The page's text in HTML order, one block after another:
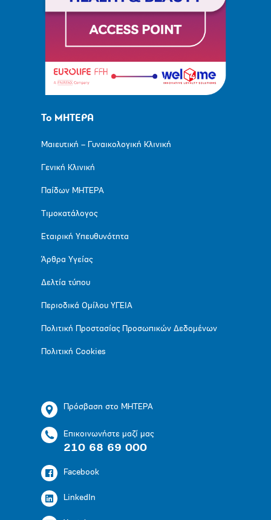
Το ΜΗΤΕΡΑ
Μαιευτική – Γυναικολογική Κλινική
Γενική Κλινική
Παίδων ΜΗΤΕΡΑ
Τιμοκατάλογος
Εταιρική Υπευθυνότητα
Άρθρα Υγείας
Δελτία τύπου
Περιοδικά Ομίλου ΥΓΕΙΑ
Πολιτική Προστασίας Προσωπικών Δεδομένων
Πολιτική Cookies
Πρόσβαση στο ΜΗΤΕΡΑ
Επικοινωνήστε μαζί μας
210 68 69 000
Facebook
LinkedIn